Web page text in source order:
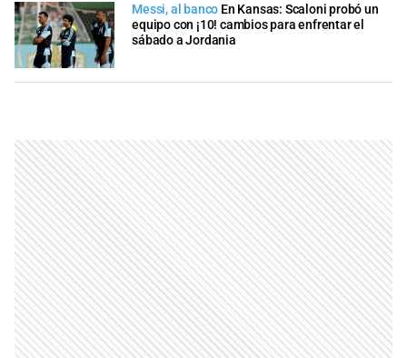
Messi, al banco En Kansas: Scaloni probó un
equipo con ¡10! cambios para enfrentar el
sábado a Jordania